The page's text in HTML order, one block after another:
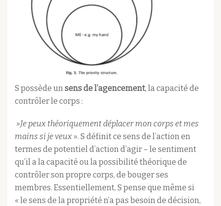
S possède unsens de l’agencement, la capacité de
contrôler le corps :
»Je peux théoriquement déplacer mon corps et mes
mains si je veux ». S définit ce sens de l’action en
termes de potentiel d’action d’agir – le sentiment
qu’il a la capacité ou la possibilité théorique de
contrôler son propre corps, de bouger ses
membres. Essentiellement, S pense que même si
« le sens de la propriété n’a pas besoin de décision,